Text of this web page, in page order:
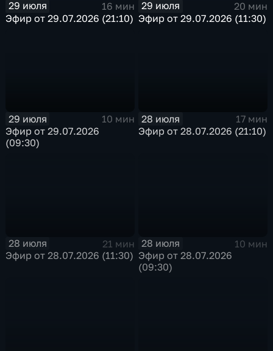
29 июля
16 мин
Эфир от 29.07.2026 (21:10)
29 июля
20 мин
Эфир от 29.07.2026 (11:30)
29 июля
10 мин
Эфир от 29.07.2026
(09:30)
28 июля
17 мин
Эфир от 28.07.2026 (21:10)
28 июля
21 мин
Эфир от 28.07.2026 (11:30)
28 июля
10 мин
Эфир от 28.07.2026
(09:30)